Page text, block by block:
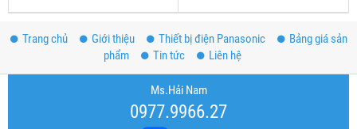
Trang chủ Giới thiệu Thiết bị điện Panasonic
Bảng giá sản
phẩm
Tin tức Liên hệ
Ms.Hải Nam
0977.9966.27